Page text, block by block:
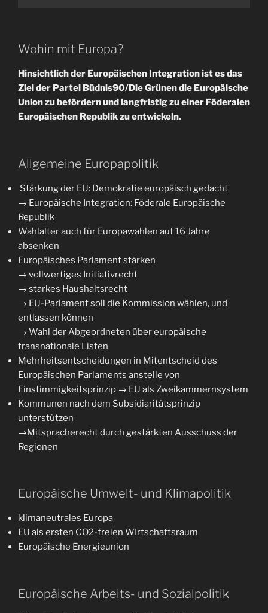
Wohin mit Europa?
Hinsichtlich der Europäischen Integration ist es das
Ziel der Partei Büdnis90/Die Grünen die Europäische
Union zu befördern und langfristig zu einer Föderalen
Europäischen Republik zu entwickeln.
Allgemeine Europapolitik
Stärkung der EU: Demokratie europäisch gedacht
→ Europäische Integration: Föderale Europäische
Republik
Wahlalter auch für Europawahlen auf 16 Jahre
absenken
Europäisches Parlament stärken
→ vollwertiges Initiativrecht
→ starkes Haushaltsrecht
→ EU-Parlament soll die Kommission wählen, und
entlassen können
→ Wahl der Abgeordneten über europäische
transnationale Listen
Mehrheitsentscheidungen in Mitentscheid des
Europäischen Parlaments anstelle von
Einstimmigkeitsprinzip → EU als Zweikammernsystem
Kommunen nach dem Subsidiaritätsprinzip
unterstützen
→Mitspracherecht durch gestärkten Ausschuss der
Regionen
Europäische Umwelt- und Klimapolitik
klimaneutrales Europa
EU als ersten CO2-freien WIrtschaftsraum
Europäische Energieunion
Europäische Arbeits- und Sozialpolitik